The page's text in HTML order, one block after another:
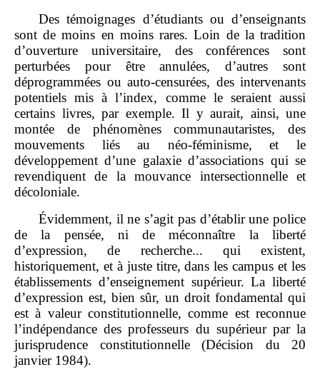
Des témoignages d’étudiants ou d’enseignants
sont de moins en moins rares. Loin de la tradition
d’ouverture universitaire, des conférences sont
perturbées pour être annulées, d’autres sont
déprogrammées ou auto‑censurées, des intervenants
potentiels mis à l’index, comme le seraient aussi
certains livres, par exemple. Il y aurait, ainsi, une
montée de phénomènes communautaristes, des
mouvements liés au néo‑féminisme, et le
développement d’une galaxie d’associations qui se
revendiquent de la mouvance intersectionnelle et
décoloniale.
Évidemment, il ne s’agit pas d’établir une police
de la pensée, ni de méconnaître la liberté
d’expression, de recherche... qui existent,
historiquement, et à juste titre, dans les campus et les
établissements d’enseignement supérieur. La liberté
d’expression est, bien sûr, un droit fondamental qui
est à valeur constitutionnelle, comme est reconnue
l’indépendance des professeurs du supérieur par la
jurisprudence constitutionnelle (Décision du 20
janvier 1984).